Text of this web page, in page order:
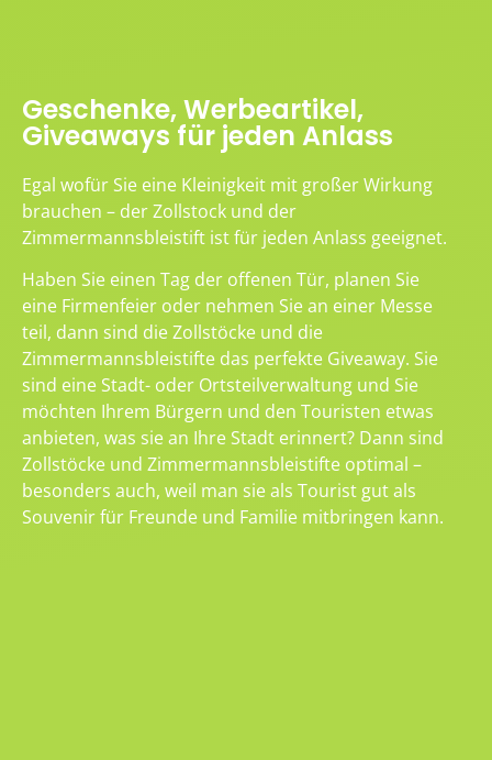
Geschenke, Werbeartikel,
Giveaways für jeden Anlass
Egal wofür Sie eine Kleinigkeit mit großer Wirkung
brauchen – der Zollstock und der
Zimmermannsbleistift ist für jeden Anlass geeignet.
Haben Sie einen Tag der offenen Tür, planen Sie
eine Firmenfeier oder nehmen Sie an einer Messe
teil, dann sind die Zollstöcke und die
Zimmermannsbleistifte das perfekte Giveaway. Sie
sind eine Stadt- oder Ortsteilverwaltung und Sie
möchten Ihrem Bürgern und den Touristen etwas
anbieten, was sie an Ihre Stadt erinnert? Dann sind
Zollstöcke und Zimmermannsbleistifte optimal –
besonders auch, weil man sie als Tourist gut als
Souvenir für Freunde und Familie mitbringen kann.